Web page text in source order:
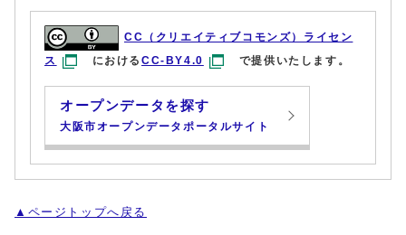
CC（クリエイティブコモンズ）ライセン
ス
におけるCC-BY4.0 で提供いたします。
オープンデータを探す
大阪市オープンデータポータルサイト
▲ページトップへ戻る